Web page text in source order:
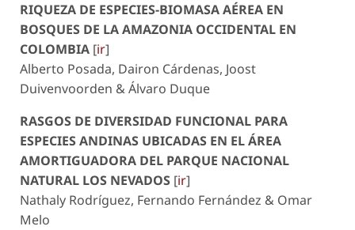
RIQUEZA DE ESPECIES-BIOMASA AÉREA EN
BOSQUES DE LA AMAZONIA OCCIDENTAL EN
COLOMBIA [ir]
Alberto Posada, Dairon Cárdenas, Joost
Duivenvoorden & Álvaro Duque
RASGOS DE DIVERSIDAD FUNCIONAL PARA
ESPECIES ANDINAS UBICADAS EN EL ÁREA
AMORTIGUADORA DEL PARQUE NACIONAL
NATURAL LOS NEVADOS [ir]
Nathaly Rodríguez, Fernando Fernández & Omar
Melo